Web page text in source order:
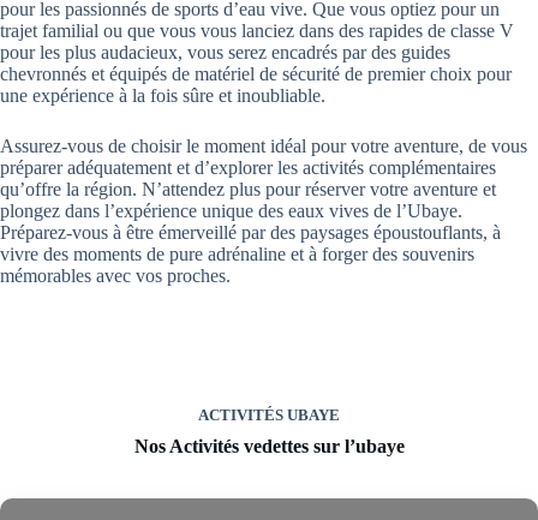
pour les passionnés de sports d’eau vive. Que vous optiez pour un
trajet familial ou que vous vous lanciez dans des rapides de classe V
pour les plus audacieux, vous serez encadrés par des guides
chevronnés et équipés de matériel de sécurité de premier choix pour
une expérience à la fois sûre et inoubliable.
Assurez-vous de choisir le moment idéal pour votre aventure, de vous
préparer adéquatement et d’explorer les activités complémentaires
qu’offre la région. N’attendez plus pour réserver votre aventure et
plongez dans l’expérience unique des eaux vives de l’Ubaye.
Préparez-vous à être émerveillé par des paysages époustouflants, à
vivre des moments de pure adrénaline et à forger des souvenirs
mémorables avec vos proches.
ACTIVITÉS UBAYE
Nos Activités vedettes sur l’ubaye